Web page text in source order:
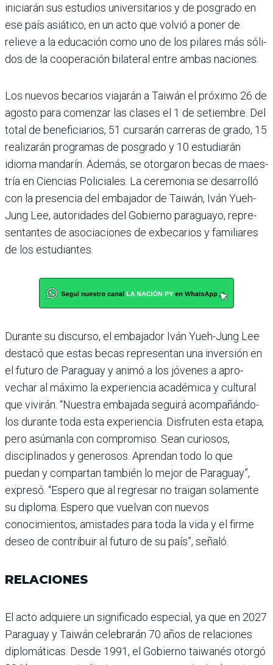
iniciarán sus estudios universitarios y de posgrado en
ese país asiático, en un acto que volvió a poner de
relieve a la educación como uno de los pilares más sóli­
dos de la cooperación bilate­ral entre ambas naciones.
Los nuevos becarios viaja­rán a Taiwán el próximo 26 de
agosto para comenzar las clases el 1 de setiembre. Del
total de beneficiarios, 51 cursarán carreras de grado, 15
realizarán programas de posgrado y 10 estudiarán
idioma mandarín. Además, se otorgaron becas de maes­
tría en Ciencias Policiales. La ceremonia se desarrolló
con la presencia del embaja­dor de Taiwán, Iván Yueh-
Jung Lee, autoridades del Gobierno paraguayo, repre­
sentantes de asociaciones de exbecarios y familiares
de los estudiantes.
Durante su discurso, el embajador Iván Yueh-Jung Lee
destacó que estas becas representan una inversión en
el futuro de Paraguay y animó a los jóvenes a apro­
vechar al máximo la expe­riencia académica y cultural
que vivirán. “Nuestra emba­jada seguirá acompañándo­
los durante toda esta expe­riencia. Disfruten esta etapa,
pero asúmanla con compro­miso. Sean curiosos,
discipli­nados y generosos. Aprendan todo lo que
puedan y compar­tan también lo mejor de Para­guay”,
expresó. “Espero que al regresar no traigan sola­mente
su diploma. Espero que vuelvan con nuevos
conocimientos, amistades para toda la vida y el firme
deseo de contribuir al futuro de su país”, señaló.
RELACIONES
El acto adquiere un signifi­cado especial, ya que en 2027
Paraguay y Taiwán celebra­rán 70 años de relaciones
diplomáticas. Desde 1991, el Gobierno taiwanés otorgó